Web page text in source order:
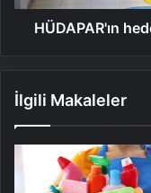
HÜDAPAR'ın
İlgili Makaleler